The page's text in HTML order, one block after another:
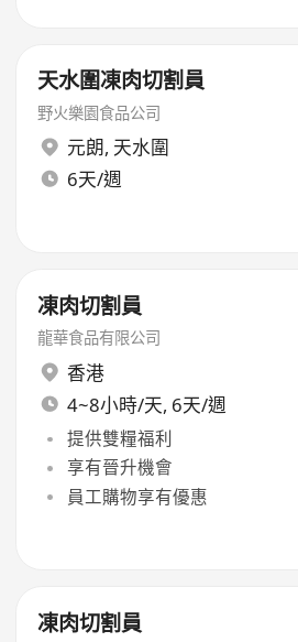
天水圍凍肉切割員
野火樂園食品公司
元朗, 天水圍
6天/週
凍肉切割員
龍華食品有限公司
香港
4~8小時/天, 6天/週
提供雙糧福利
享有晉升機會
員工購物享有優惠
凍肉切割員